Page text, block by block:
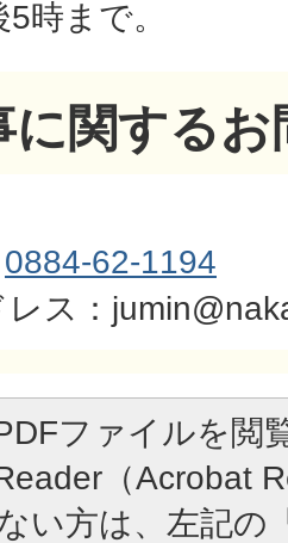
時まで。
に関する
0884-62-1194
レス：
ファイルを閲
（Acrobat
い方は、左記の